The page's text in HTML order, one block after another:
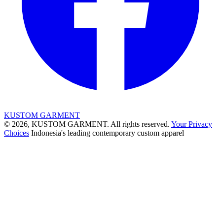
KUSTOM GARMENT
© 2026, KUSTOM GARMENT. All rights reserved. Your Privacy
Choices Indonesia's leading contemporary custom apparel